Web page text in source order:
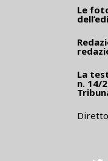
Le
La
n. 14/